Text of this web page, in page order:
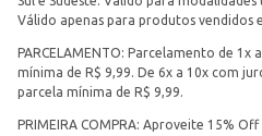
Válido apenas para produtos vendidos
PARCELAMENTO: Parcelamento de 1x
mínima de R$ 9,99. De 6x a 10x com
parcela mínima de R$ 9,99.
PRIMEIRA COMPRA: Aproveite 15%